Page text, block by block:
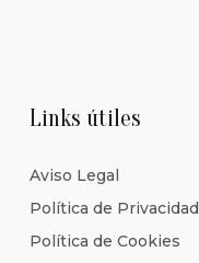
Links útiles
Aviso Legal
Política de Privacidad
Política de Cookies